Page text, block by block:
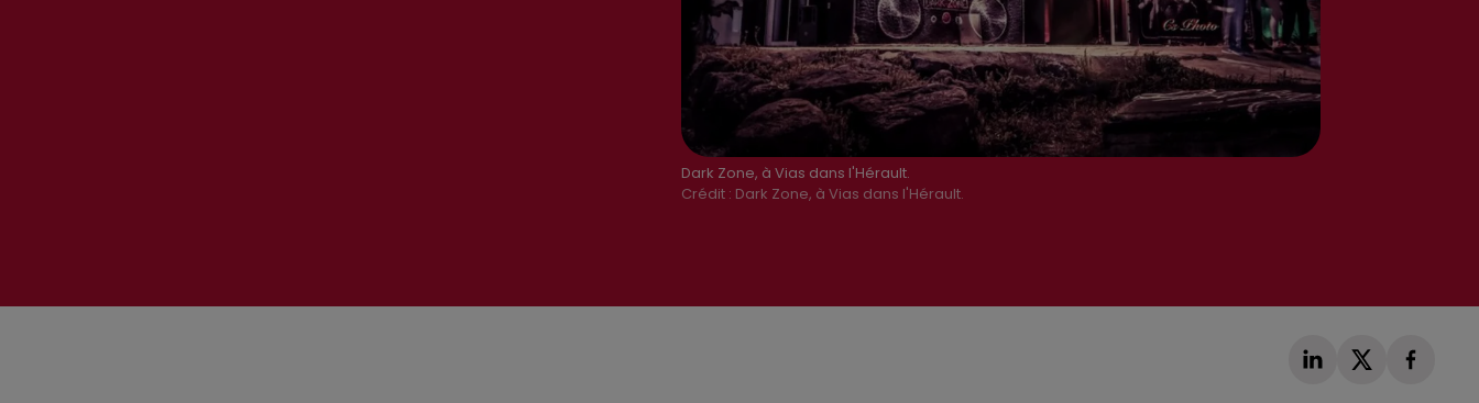
Dark Zone, à Vias dans l'Hérault.
Crédit : Dark Zone, à Vias dans l'Hérault.